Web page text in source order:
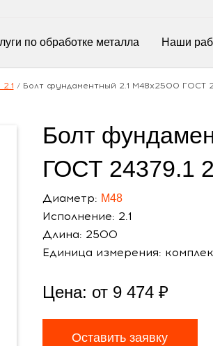
по обработке металла Наши
/ Болт фундаментный 2.1 М48х2500 ГОСТ
Болт
ГОСТ 24379.1
Диаметр: М48
Исполнение: 2.1
Длина: 2500
Единица измерения:
Цена: от 9 474₽
Оставить заявку